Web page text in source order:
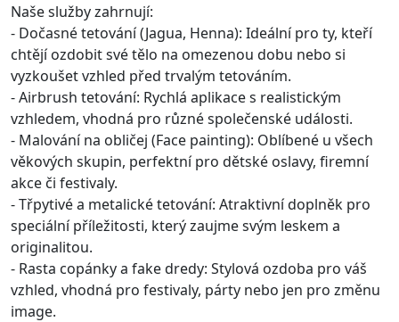
Naše služby zahrnují:
- Dočasné tetování (Jagua, Henna): Ideální pro ty, kteří
chtějí ozdobit své tělo na omezenou dobu nebo si
vyzkoušet vzhled před trvalým tetováním.
- Airbrush tetování: Rychlá aplikace s realistickým
vzhledem, vhodná pro různé společenské události.
- Malování na obličej (Face painting): Oblíbené u všech
věkových skupin, perfektní pro dětské oslavy, firemní
akce či festivaly.
- Třpytivé a metalické tetování: Atraktivní doplněk pro
speciální příležitosti, který zaujme svým leskem a
originalitou.
- Rasta copánky a fake dredy: Stylová ozdoba pro váš
vzhled, vhodná pro festivaly, párty nebo jen pro změnu
image.